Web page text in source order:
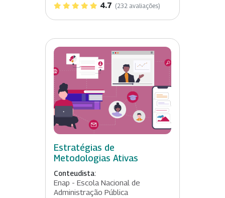
4.7 (232 avaliações)
Estratégias de
Metodologias Ativas
Conteudista:
Enap - Escola Nacional de
Administração Pública